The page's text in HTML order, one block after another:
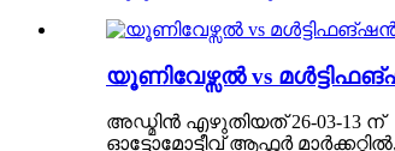
യൂണിവേഴ്സൽ vs
അഡ്മിൻ എഴുതിയത് 26-03-13 ന്
ഓട്ടോമോട്ടീവ് ആഫ്റ്റർ